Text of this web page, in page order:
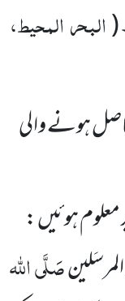
(البحر المحیط،
4سے حاصل ہونے والی
ہوئیں :
صَلَّی اللہ